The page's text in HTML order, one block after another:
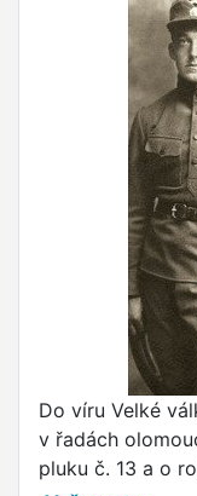
Do víru Velké
v řadách
pluku č. 13 a o